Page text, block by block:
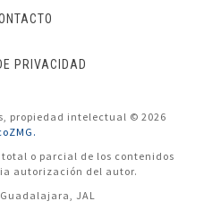
PRIVACIDAD
propiedad intelectual © 2026
o parcial de los contenidos
autorización del autor.
JAL